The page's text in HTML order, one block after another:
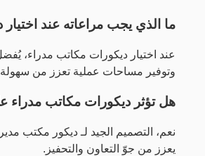
ما الذي يجب مراعاته عند
عند اختيار ديكورات مكاتب مدراء،
وتوفير مساحات عملية تعزز من سهولة
هل تؤثر ديكورات مكاتب مدراء
نعم، التصميم الجيد لـ ديكور مكتب
يعزز من جوّ التعاون والتحفيز.